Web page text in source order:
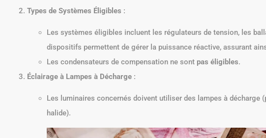
Types de Systèmes Éligibles :
Les systèmes éligibles incluent les régulateurs de tension, les
dispositifs permettent de gérer la puissance réactive, assurant
Les condensateurs de compensation ne sont pas éligibles.
Éclairage à Lampes à Décharge :
Les luminaires concernés doivent utiliser des lampes à décharge
halide).